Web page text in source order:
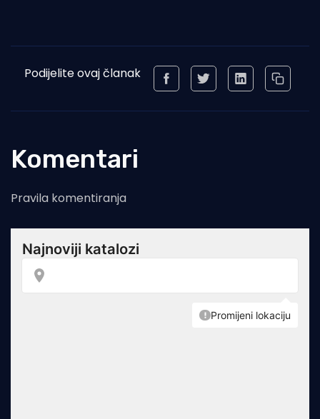
Podijelite ovaj članak
Komentari
Pravila komentiranja